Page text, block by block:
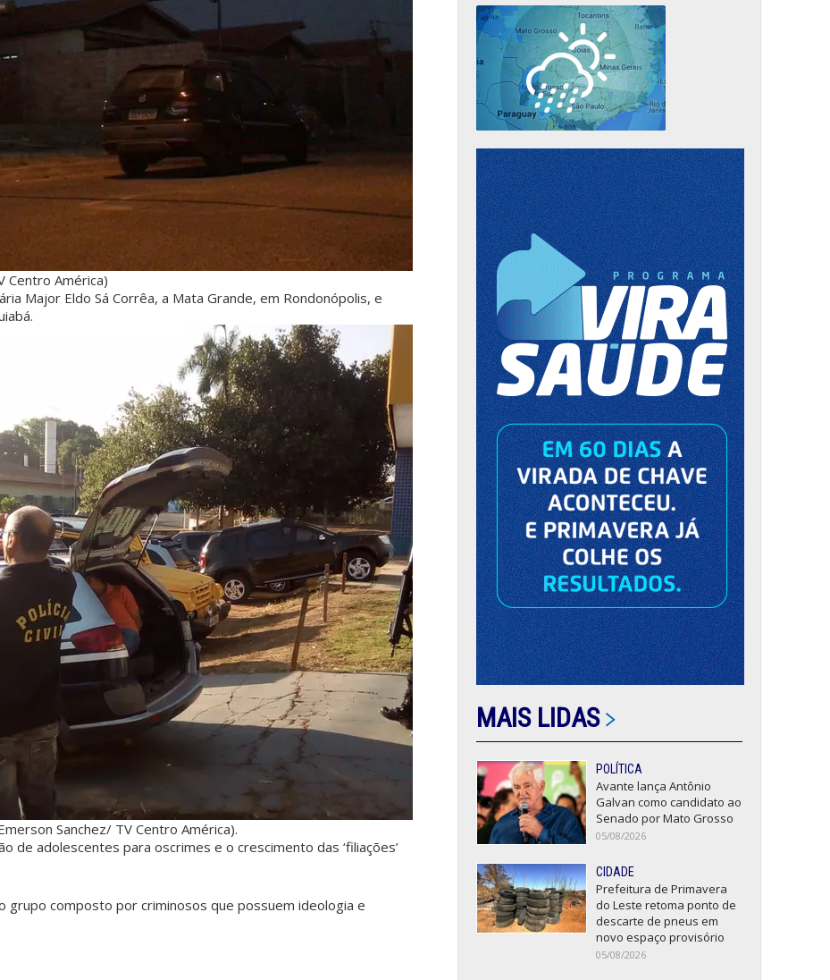
Centro América)
Major Eldo Sá Corrêa, a Mata Grande, em Rondonópolis, e
Sanchez/ TV Centro América).
de adolescentes para oscrimes e o crescimento das ‘filiações’
grupo composto por criminosos que possuem ideologia e
MAIS LIDAS
POLÍTICA
Avante lança Antônio
Galvan como candidato ao
Senado por Mato Grosso
05/08/2026
CIDADE
Prefeitura de Primavera
do Leste retoma ponto de
descarte de pneus em
novo espaço provisório
05/08/2026